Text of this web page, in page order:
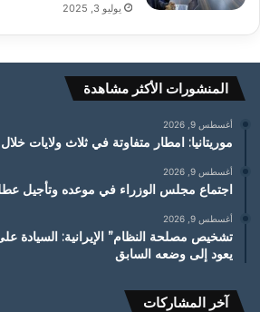
يوليو 3, 2025
المنشورات الأكثر مشاهدة
أغسطس 9, 2026
موريتانيا: امطار متفاوتة في ثلاث ولايات
أغسطس 9, 2026
اجتماع مجلس الوزراء في موعده وتأجيل
أغسطس 9, 2026
تشخيص مصلحة النظام” الإيرانية: السيادة
يعود إلى وضعه السابق
آخر المشاركات